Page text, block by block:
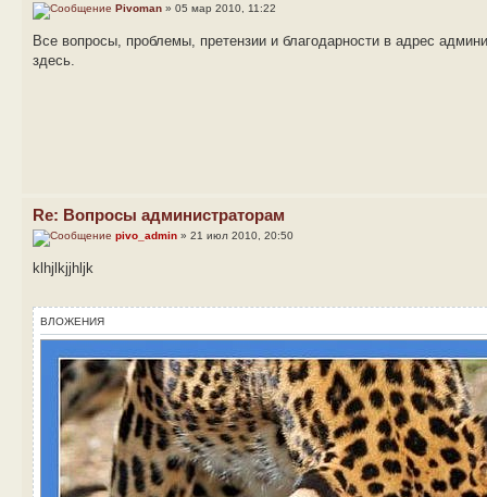
Pivoman » 05 мар 2010, 11:22
Все вопросы, проблемы, претензии и благодарности в адрес
здесь.
Re: Вопросы администраторам
pivo_admin » 21 июл 2010, 20:50
klhjlkjjhljk
ВЛОЖЕНИЯ